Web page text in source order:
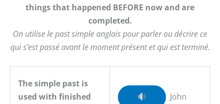
things that happened BEFORE now and are
completed.
On utilise le past simple anglais pour parler ou décrire ce
qui s’est passé avant le moment présent et qui est terminé.
The simple past is
used with finished
John